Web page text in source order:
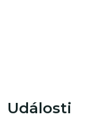
Události